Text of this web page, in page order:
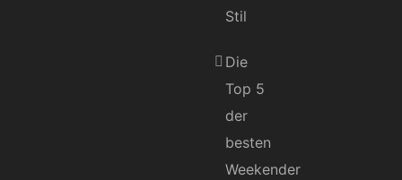
Stil
Die
Top 5
der
besten
Weekender